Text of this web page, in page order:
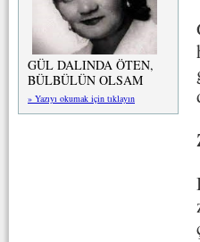
GÜL DALINDA ÖTEN,
BÜLBÜLÜN OLSAM
» Yazıyı okumak için tıklayın